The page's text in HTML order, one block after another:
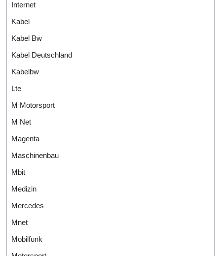
Internet
Kabel
Kabel Bw
Kabel Deutschland
Kabelbw
Lte
M Motorsport
M Net
Magenta
Maschinenbau
Mbit
Medizin
Mercedes
Mnet
Mobilfunk